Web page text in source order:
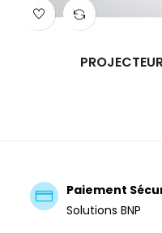
Paiement
Solutions BNP